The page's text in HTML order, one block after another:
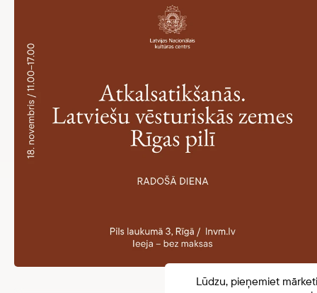
Lūdzu, pieņemiet